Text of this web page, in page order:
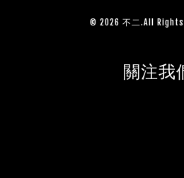
© 2026 不二.All Rights
關注我